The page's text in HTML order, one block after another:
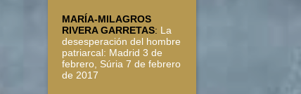
MARÍA-MILAGROS
RIVERA GARRETAS: La
desesperación del hombre
patriarcal: Madrid 3 de
febrero, Súria 7 de febrero
de 2017